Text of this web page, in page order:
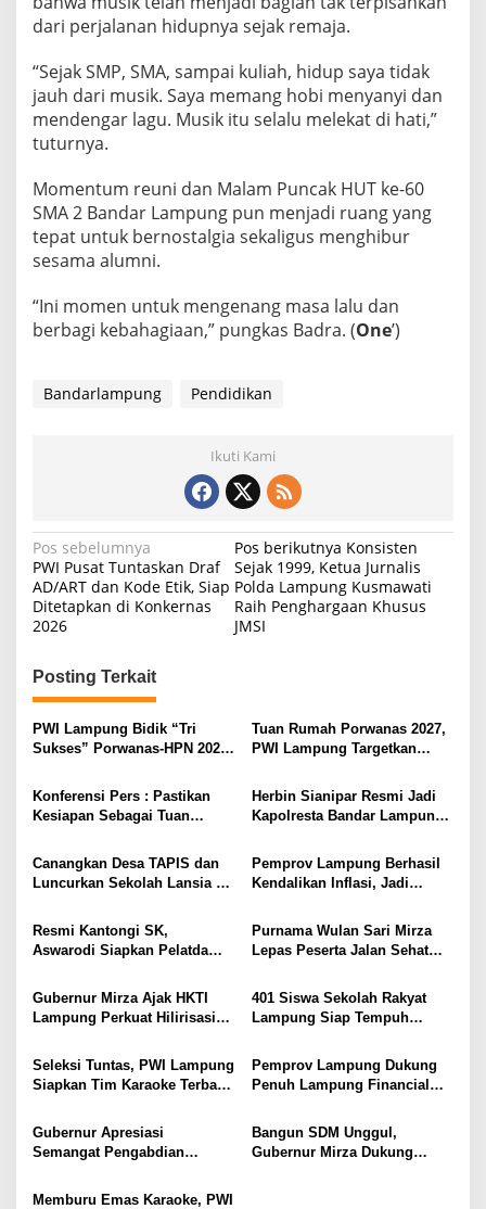
dari perjalanan hidupnya sejak remaja.
“Sejak SMP, SMA, sampai kuliah, hidup saya tidak
jauh dari musik. Saya memang hobi menyanyi dan
mendengar lagu. Musik itu selalu melekat di hati,”
tuturnya.
Momentum reuni dan Malam Puncak HUT ke-60
SMA 2 Bandar Lampung pun menjadi ruang yang
tepat untuk bernostalgia sekaligus menghibur
sesama alumni.
“Ini momen untuk mengenang masa lalu dan
berbagi kebahagiaan,” pungkas Badra. (One’)
Bandarlampung Pendidikan
Ikuti Kami
N
a
v
g
a
s
p
o
s
Pos sebelumnya
PWI Pusat Tuntaskan Draf
AD/ART dan Kode Etik, Siap
Ditetapkan di Konkernas
2026
Pos berikutnya Konsisten
Sejak 1999, Ketua Jurnalis
Polda Lampung Kusmawati
Raih Penghargaan Khusus
JMSI
Posting Terkait
PWI Lampung Bidik “Tri
Sukses” Porwanas-HPN 2027:
Pariwisata Menggeliat
Tuan Rumah Porwanas 2027,
PWI Lampung Targetkan
Konferensi Pers : Pastikan
Kesiapan Sebagai Tuan
Tiga Venue Pelaksanaan
Soeratin Cup Piala Gubernur
Herbin Sianipar Resmi Jadi
Kapolresta Bandar Lampung,
Prioritas
Canangkan Desa TAPIS dan
Luncurkan Sekolah Lansia di
TP PKK Lampung Dorong
Pembangunan SDM Dimulai
Pemprov Lampung Berhasil
Kendalikan Inflasi, Jadi
Terendah di Sumatera
Resmi Kantongi SK,
Aswarodi Siapkan Pelatda
Menuju Porwanas 2027
Purnama Wulan Sari Mirza
Lepas Peserta Jalan Sehat
Lansia Sehat dan Bahagia
Gubernur Mirza Ajak HKTI
Lampung Perkuat Hilirisasi
Kesejahteraan Petani
401 Siswa Sekolah Rakyat
Lampung Siap Tempuh
Dorong Lahirnya Generasi
Emas
Seleksi Tuntas, PWI Lampung
Siapkan Tim Karaoke Terbaik
Pemprov Lampung Dukung
Penuh Lampung Financial
Keuangan Generasi Muda
Gubernur Apresiasi
Semangat Pengabdian
Menjaga Stabilitas Lampung
Bangun SDM Unggul,
Gubernur Mirza Dukung
Memburu Emas Karaoke, PWI